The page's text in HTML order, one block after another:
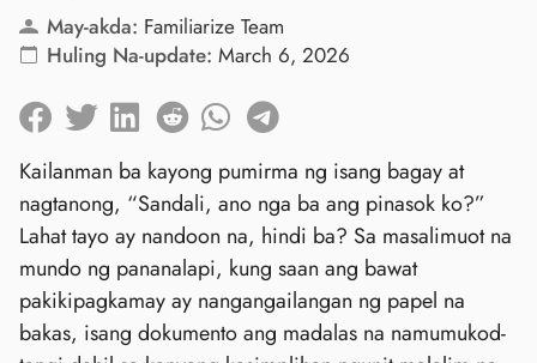
May-akda: Familiarize Team
Huling Na-update: March 6, 2026
Kailanman ba kayong pumirma ng isang bagay at
nagtanong, “Sandali, ano nga ba ang pinasok ko?”
Lahat tayo ay nandoon na, hindi ba? Sa masalimuot na
mundo ng pananalapi, kung saan ang bawat
pakikipagkamay ay nangangailangan ng papel na
bakas, isang dokumento ang madalas na namumukod-